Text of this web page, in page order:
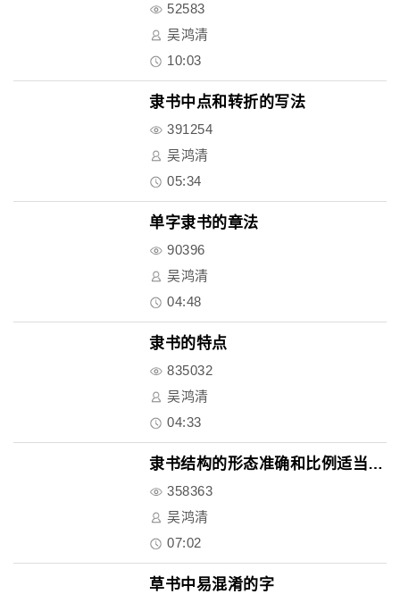
52583
吴鸿清
10:03
隶书中点和转折的写法
391254
吴鸿清
05:34
单字隶书的章法
90396
吴鸿清
04:48
隶书的特点
835032
吴鸿清
04:33
隶书结构的形态准确和比例适当原..
358363
吴鸿清
07:02
草书中易混淆的字